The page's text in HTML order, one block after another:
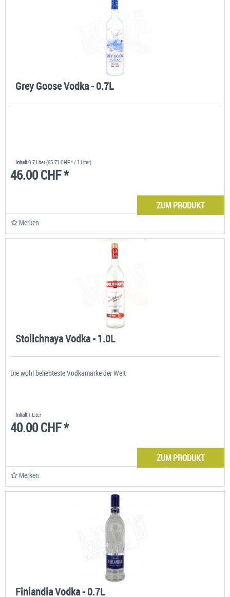
Grey Goose Vodka - 0.7L
Inhalt0.7 Liter(65.71 CHF * / 1 Liter)
46.00 CHF *
ZUM PRODUKT
Merken
Stolichnaya Vodka - 1.0L
Die wohl beliebteste Vodkamarke der Welt
Inhalt1 Liter
40.00 CHF *
ZUM PRODUKT
Merken
Finlandia Vodka - 0.7L